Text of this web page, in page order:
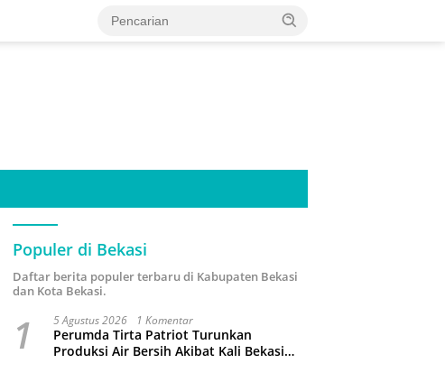
Populer di Bekasi
Daftar berita populer terbaru di Kabupaten Bekasi
dan Kota Bekasi.
1 5 Agustus 2026 1 Komentar
Perumda Tirta Patriot Turunkan
Produksi Air Bersih Akibat Kali Bekasi